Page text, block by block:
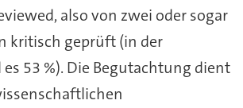
also von zwei oder sogar
kritisch geprüft (in der
53 %). Die Begutachtung dient